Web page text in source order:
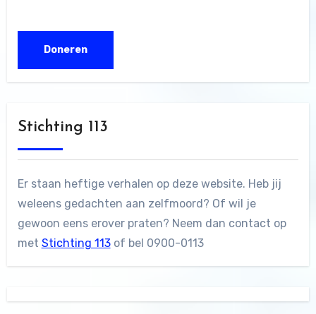
Stichting 113
Er staan heftige verhalen op deze website. Heb jij
weleens gedachten aan zelfmoord? Of wil je
gewoon eens erover praten? Neem dan contact op
met Stichting 113of bel 0900-0113